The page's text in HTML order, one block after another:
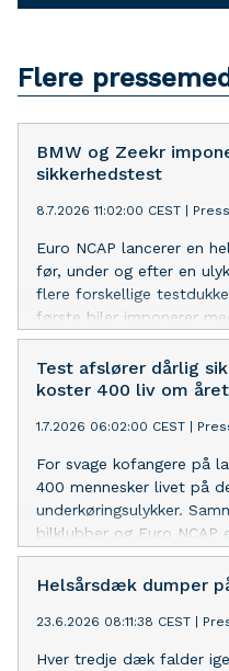
Flere
BMW og Zeekr
sikkerhedstest
8.7.2026 11:02:00 CEST |
Euro NCAP lancerer en
før, under og efter en
flere forskellige
første biler imponerer
Test afslører dårlig
koster 400 liv om året
1.7.2026 06:02:00 CEST |
For svage kofangere på
400 mennesker livet på
underkøringsulykker.
bilklubber og Euro
til kofangerne.
Helsårsdæk dumper
23.6.2026 08:11:38 CEST |
Hver tredje dæk falder